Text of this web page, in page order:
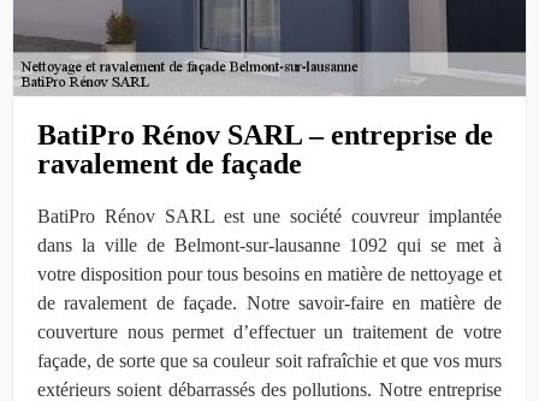
BatiPro Rénov SARL – entreprise de
ravalement de façade
BatiPro Rénov SARL est une société couvreur implantée
dans la ville de Belmont-sur-lausanne 1092 qui se met à
votre disposition pour tous besoins en matière de nettoyage et
de ravalement de façade. Notre savoir-faire en matière de
couverture nous permet d’effectuer un traitement de votre
façade, de sorte que sa couleur soit rafraîchie et que vos murs
extérieurs soient débarrassés des pollutions. Notre entreprise